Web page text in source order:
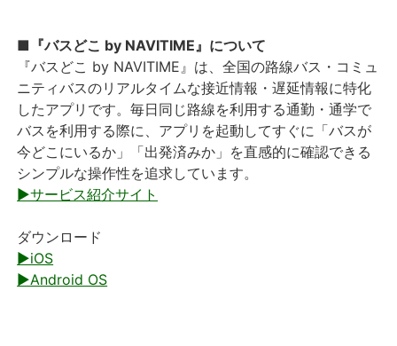
■『バスどこ by NAVITIME』について
『バスどこ by NAVITIME』は、全国の路線バス・コミュ
ニティバスのリアルタイムな接近情報・遅延情報に特化
したアプリです。毎日同じ路線を利用する通勤・通学で
バスを利用する際に、アプリを起動してすぐに「バスが
今どこにいるか」「出発済みか」を直感的に確認できる
シンプルな操作性を追求しています。
▶サービス紹介サイト
ダウンロード
▶iOS
▶Android OS